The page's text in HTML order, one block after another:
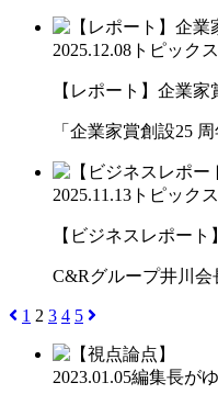
2025.12.08 トピックス
【レポート】企業家
「企業家賞創設25
2025.11.13 トピックス
【ビジネスレポート】
C&Rグループ井川
1 2 3 4 5
2023.01.05編集長がゆ